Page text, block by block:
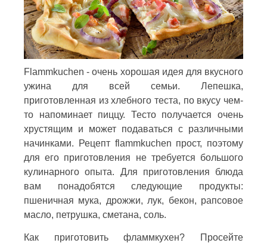
Flammkuchen - очень хорошая идея для вкусного
ужина для всей семьи. Лепешка,
приготовленная из хлебного теста, по вкусу чем-
то напоминает пиццу. Тесто получается очень
хрустящим и может подаваться с различными
начинками. Рецепт flammkuchen прост, поэтому
для его приготовления не требуется большого
кулинарного опыта. Для приготовления блюда
вам понадобятся следующие продукты:
пшеничная мука, дрожжи, лук, бекон, рапсовое
масло, петрушка, сметана, соль.
Как приготовить фламмкухен? Просейте